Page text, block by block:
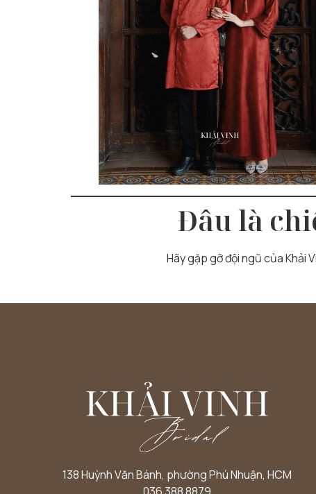
Đâu là
Hãy gặp gỡ đội ngũ của Khải
138 Huỳnh Văn Bánh, phường Phú Nhuận, HCM